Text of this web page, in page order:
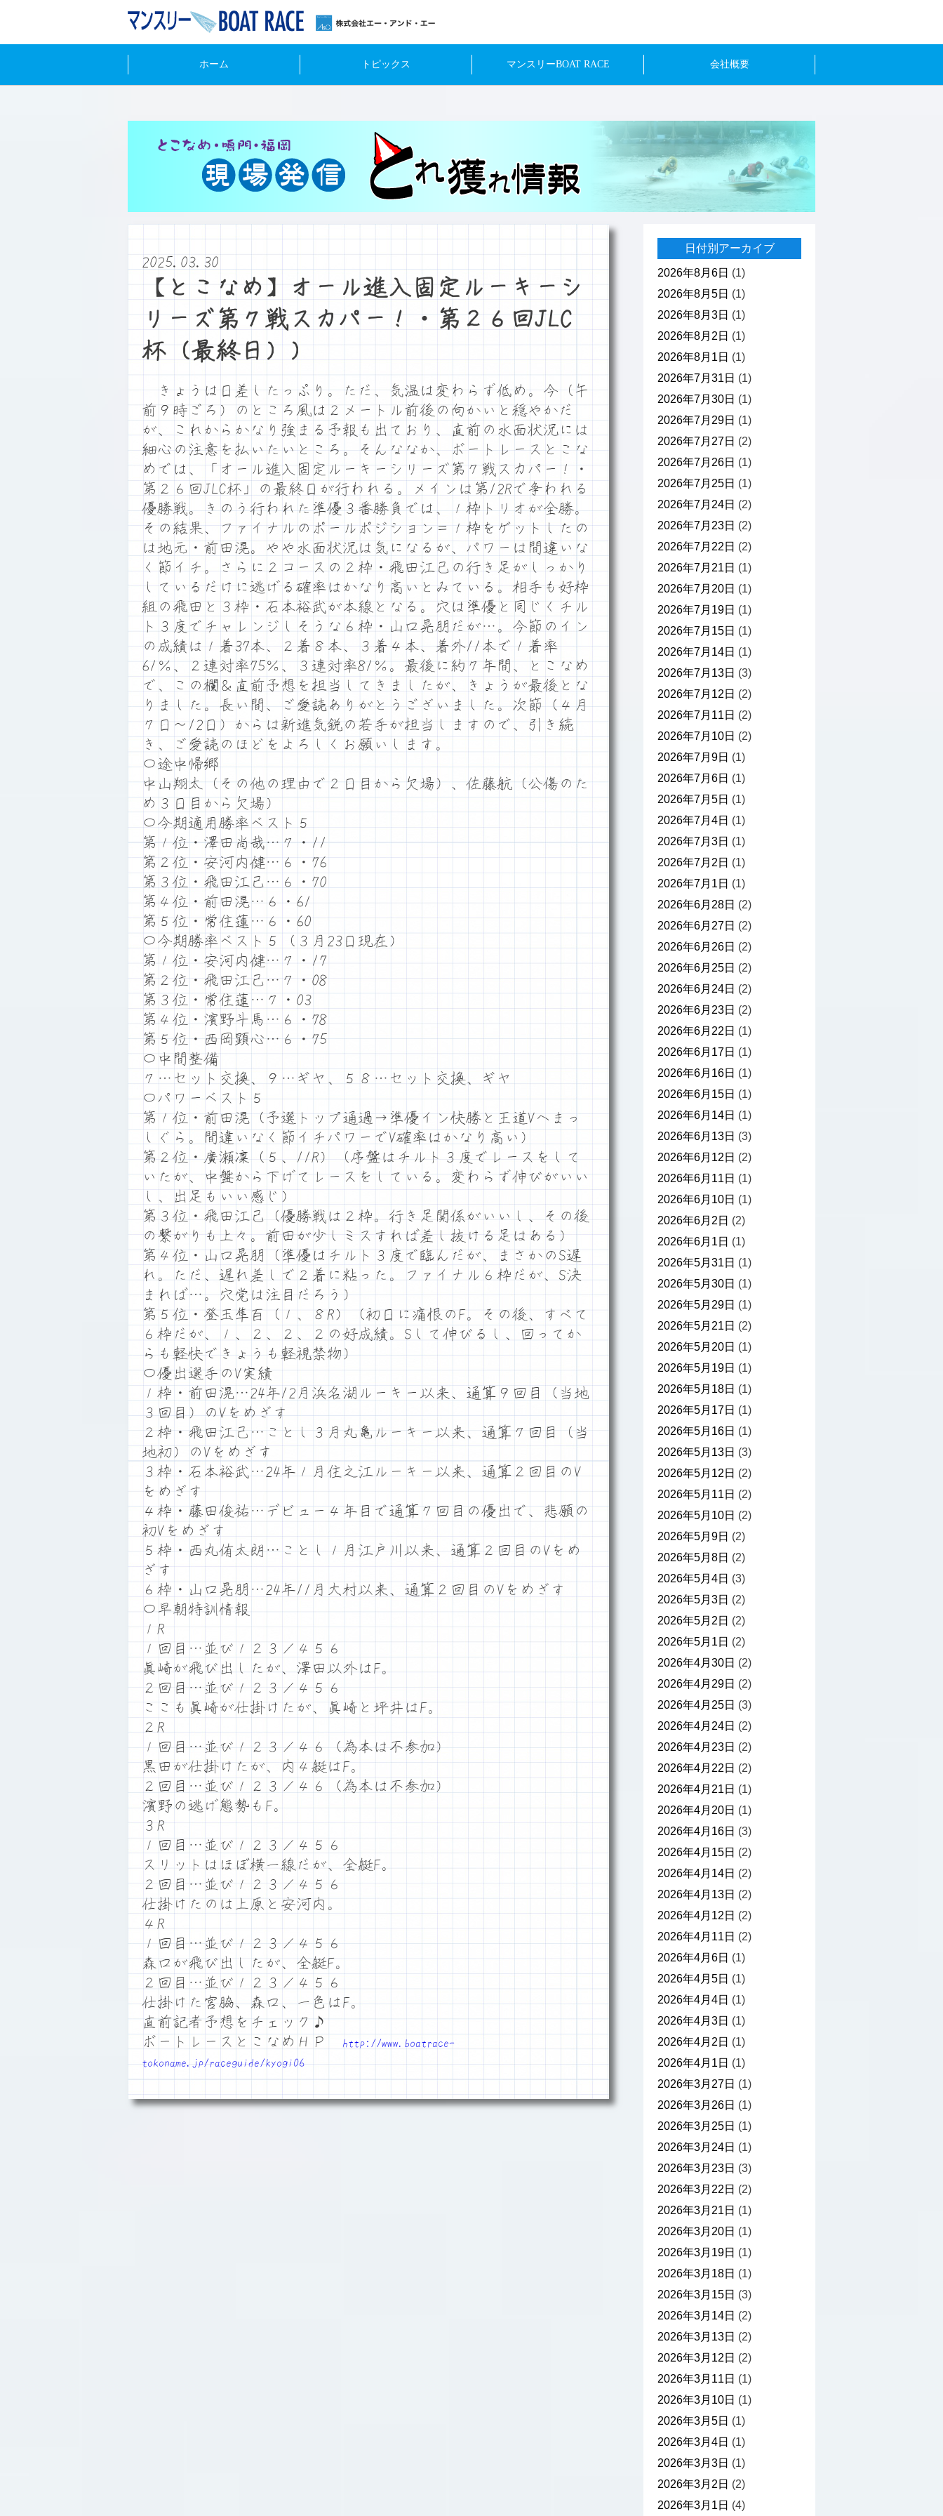
ホーム トピックス マンスリーBOAT RACE 会社概要
2025.03.30
【とこなめ】オール進入固定ルーキーシ
リーズ第７戦スカパー！・第２６回JLC
杯（最終日））
きょうは日差したっぷり。ただ、気温は変わらず低め。今（午
前９時ごろ）のところ風は２メートル前後の向かいと穏やかだ
が、これからかなり強まる予報も出ており、直前の水面状況には
細心の注意を払いたいところ。そんななか、ボートレースとこな
めでは、「オール進入固定ルーキーシリーズ第７戦スカパー！・
第２６回JLC杯」の最終日が行われる。メインは第12Rで争われる
優勝戦。きのう行われた準優３番勝負では、１枠トリオが全勝。
その結果、ファイナルのポールポジション＝１枠をゲットしたの
は地元・前田滉。やや水面状況は気になるが、パワーは間違いな
く節イチ。さらに２コースの２枠・飛田江己の行き足がしっかり
しているだけに逃げる確率はかなり高いとみている。相手も好枠
組の飛田と３枠・石本裕武が本線となる。穴は準優と同じくチル
ト３度でチャレンジしそうな６枠・山口晃朋だが…。今節のイン
の成績は１着37本、２着８本、３着４本、着外11本で１着率
61％、２連対率75％、３連対率81％。最後に約７年間、とこなめ
で、この欄＆直前予想を担当してきましたが、きょうが最後とな
りました。長い間、ご愛読ありがとうございました。次節（４月
７日～12日）からは新進気鋭の若手が担当しますので、引き続
き、ご愛読のほどをよろしくお願いします。
〇途中帰郷
中山翔太（その他の理由で２日目から欠場）、佐藤航（公傷のた
め３日目から欠場）
〇今期適用勝率ベスト５
第１位・澤田尚哉…７・11
第２位・安河内健…６・76
第３位・飛田江己…６・70
第４位・前田滉…６・61
第５位・常住蓮…６・60
〇今期勝率ベスト５（３月23日現在）
第１位・安河内健…７・17
第２位・飛田江己…７・08
第３位・常住蓮…７・03
第４位・濱野斗馬…６・78
第５位・西岡顕心…６・75
〇中間整備
７…セット交換、９…ギヤ、５８…セット交換、ギヤ
〇パワーベスト５
第１位・前田滉（予選トップ通過→準優イン快勝と王道Vへまっ
しぐら。間違いなく節イチパワーでV確率はかなり高い）
第２位・廣瀬凜（５、11R）（序盤はチルト３度でレースをして
いたが、中盤から下げてレースをしている。変わらず伸びがいい
し、出足もいい感じ）
第３位・飛田江己（優勝戦は２枠。行き足関係がいいし、その後
の繋がりも上々。前田が少しミスすれば差し抜ける足はある）
第４位・山口晃朋（準優はチルト３度で臨んだが、まさかのS遅
れ。ただ、遅れ差しで２着に粘った。ファイナル６枠だが、S決
まれば…。穴党は注目だろう）
第５位・登玉隼百（１、８R）（初日に痛恨のF。その後、すべて
６枠だが、１、２、２、２の好成績。Sして伸びるし、回ってか
らも軽快できょうも軽視禁物）
〇優出選手のV実績
１枠・前田滉…24年12月浜名湖ルーキー以来、通算９回目（当地
３回目）のVをめざす
２枠・飛田江己…ことし３月丸亀ルーキー以来、通算７回目（当
地初）のVをめざす
３枠・石本裕武…24年１月住之江ルーキー以来、通算２回目のV
をめざす
４枠・藤田俊祐…デビュー４年目で通算７回目の優出で、悲願の
初Vをめざす
５枠・西丸侑太朗…ことし１月江戸川以来、通算２回目のVをめ
ざす
６枠・山口晃朋…24年11月大村以来、通算２回目のVをめざす
〇早朝特訓情報
１R
１回目…並び１２３／４５６
眞崎が飛び出したが、澤田以外はF。
２回目…並び１２３／４５６
ここも眞崎が仕掛けたが、眞崎と坪井はF。
２R
１回目…並び１２３／４６（為本は不参加）
黒田が仕掛けたが、内４艇はF。
２回目…並び１２３／４６（為本は不参加）
濱野の逃げ態勢もF。
３R
１回目…並び１２３／４５６
スリットはほぼ横一線だが、全艇F。
２回目…並び１２３／４５６
仕掛けたのは上原と安河内。
４R
１回目…並び１２３／４５６
森口が飛び出したが、全艇F。
２回目…並び１２３／４５６
仕掛けた宮脇、森口、一色はF。
直前記者予想をチェック♪
ボートレースとこなめＨＰ
http://www.boatrace-
tokoname.jp/raceguide/kyogi06
日付別アーカイブ
2026年8月6日 (1)
2026年8月5日 (1)
2026年8月3日 (1)
2026年8月2日 (1)
2026年8月1日 (1)
2026年7月31日 (1)
2026年7月30日 (1)
2026年7月29日 (1)
2026年7月27日 (2)
2026年7月26日 (1)
2026年7月25日 (1)
2026年7月24日 (2)
2026年7月23日 (2)
2026年7月22日 (2)
2026年7月21日 (1)
2026年7月20日 (1)
2026年7月19日 (1)
2026年7月15日 (1)
2026年7月14日 (1)
2026年7月13日 (3)
2026年7月12日 (2)
2026年7月11日 (2)
2026年7月10日 (2)
2026年7月9日 (1)
2026年7月6日 (1)
2026年7月5日 (1)
2026年7月4日 (1)
2026年7月3日 (1)
2026年7月2日 (1)
2026年7月1日 (1)
2026年6月28日 (2)
2026年6月27日 (2)
2026年6月26日 (2)
2026年6月25日 (2)
2026年6月24日 (2)
2026年6月23日 (2)
2026年6月22日 (1)
2026年6月17日 (1)
2026年6月16日 (1)
2026年6月15日 (1)
2026年6月14日 (1)
2026年6月13日 (3)
2026年6月12日 (2)
2026年6月11日 (1)
2026年6月10日 (1)
2026年6月2日 (2)
2026年6月1日 (1)
2026年5月31日 (1)
2026年5月30日 (1)
2026年5月29日 (1)
2026年5月21日 (2)
2026年5月20日 (1)
2026年5月19日 (1)
2026年5月18日 (1)
2026年5月17日 (1)
2026年5月16日 (1)
2026年5月13日 (3)
2026年5月12日 (2)
2026年5月11日 (2)
2026年5月10日 (2)
2026年5月9日 (2)
2026年5月8日 (2)
2026年5月4日 (3)
2026年5月3日 (2)
2026年5月2日 (2)
2026年5月1日 (2)
2026年4月30日 (2)
2026年4月29日 (2)
2026年4月25日 (3)
2026年4月24日 (2)
2026年4月23日 (2)
2026年4月22日 (2)
2026年4月21日 (1)
2026年4月20日 (1)
2026年4月16日 (3)
2026年4月15日 (2)
2026年4月14日 (2)
2026年4月13日 (2)
2026年4月12日 (2)
2026年4月11日 (2)
2026年4月6日 (1)
2026年4月5日 (1)
2026年4月4日 (1)
2026年4月3日 (1)
2026年4月2日 (1)
2026年4月1日 (1)
2026年3月27日 (1)
2026年3月26日 (1)
2026年3月25日 (1)
2026年3月24日 (1)
2026年3月23日 (3)
2026年3月22日 (2)
2026年3月21日 (1)
2026年3月20日 (1)
2026年3月19日 (1)
2026年3月18日 (1)
2026年3月15日 (3)
2026年3月14日 (2)
2026年3月13日 (2)
2026年3月12日 (2)
2026年3月11日 (1)
2026年3月10日 (1)
2026年3月5日 (1)
2026年3月4日 (1)
2026年3月3日 (1)
2026年3月2日 (2)
2026年3月1日 (4)